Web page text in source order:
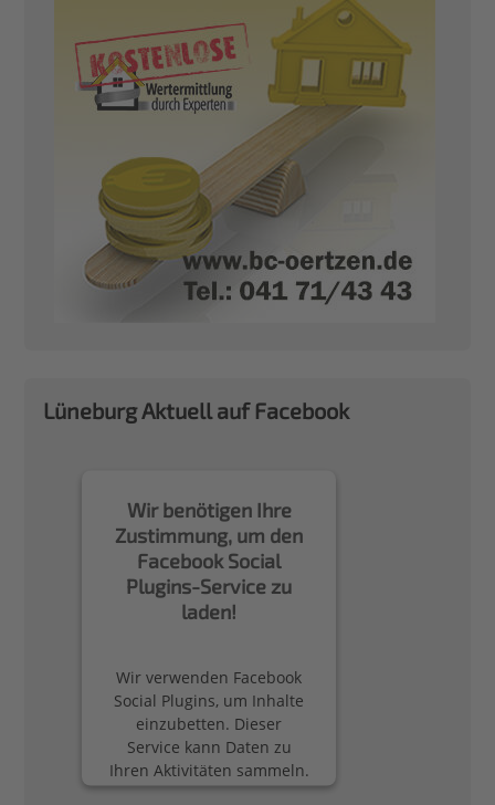
Lüneburg Aktuell auf Facebook
Wir benötigen Ihre
Zustimmung, um den
Facebook Social
Plugins-Service zu
laden!
Wir verwenden Facebook
Social Plugins, um Inhalte
einzubetten. Dieser
Service kann Daten zu
Ihren Aktivitäten sammeln.
Bitte lesen Sie die Details